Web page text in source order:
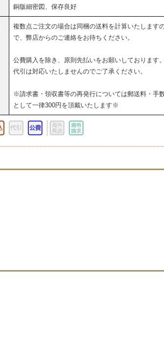
銅版細密図、保存良好
複数点ご注文の場合は同梱の送料を計算いたします
で、弊店からのご連絡をお待ちください。
公費購入を除き、原則先払いをお願いしております。
代引は対応いたしませんのでご了承ください。
※請求書・領収書等の再発行については郵送料・手
として一律300円を頂戴いたします※